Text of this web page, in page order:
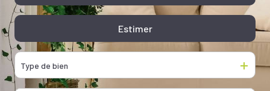
De l'immo pro
Estimer
Type de bien